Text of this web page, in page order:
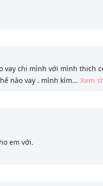
vay chi mình với mình thich
nào vay . mình kím... Xem
em với.